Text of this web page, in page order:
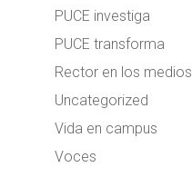
PUCE investiga
PUCE transforma
Rector en los medios
Uncategorized
Vida en campus
Voces